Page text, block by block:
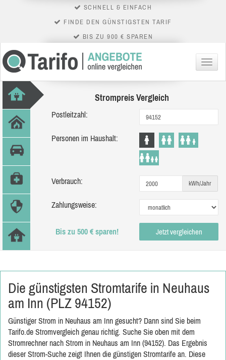
SCHNELL & EINFACH
FINDE DEN GÜNSTIGSTEN TARIF
BIS ZU 900 € SPAREN
Menü
Strompreis Vergleich
Postleitzahl:
Personen im Haushalt:
Verbrauch: kWh/Jahr
Zahlungsweise:
Bis zu 500 € sparen! Jetzt vergleichen
Die günstigsten Stromtarife in Neuhaus
am Inn (PLZ 94152)
Günstiger Strom in Neuhaus am Inn gesucht? Dann sind Sie beim
Tarifo.de Stromvergleich genau richtig. Suche Sie oben mit dem
Stromrechner nach Strom in Neuhaus am Inn (94152). Das Ergebnis
dieser Strom-Suche zeigt Ihnen die günstigen Stromtarife an. Diese